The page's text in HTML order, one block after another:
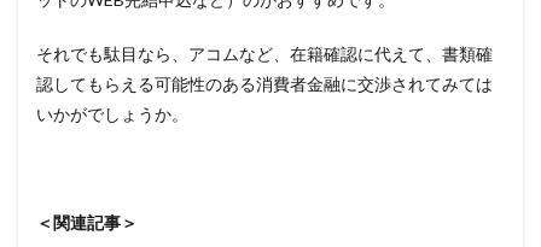
それでも駄目なら、アコムなど、在籍確認に代えて、書類確
認してもらえる可能性のある消費者金融に交渉されてみては
いかがでしょうか。
＜関連記事＞